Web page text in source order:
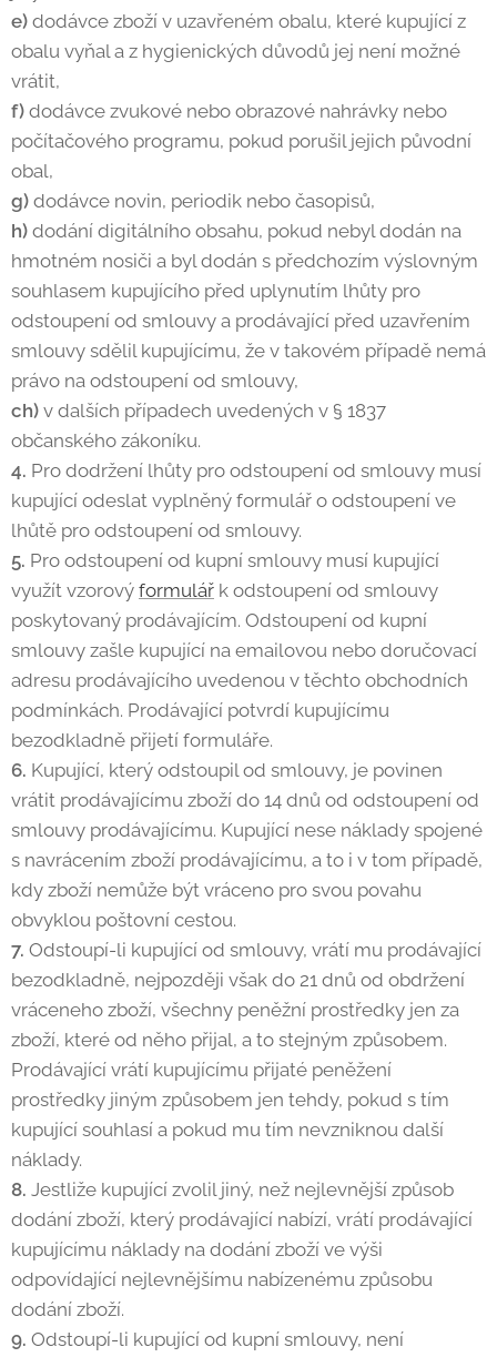
e) dodávce zboží v uzavřeném obalu, které kupující z
obalu vyňal a z hygienických důvodů jej není možné
vrátit,
f) dodávce zvukové nebo obrazové nahrávky nebo
počítačového programu, pokud porušil jejich původní
obal,
g) dodávce novin, periodik nebo časopisů,
h) dodání digitálního obsahu, pokud nebyl dodán na
hmotném nosiči a byl dodán s předchozím výslovným
souhlasem kupujícího před uplynutím lhůty pro
odstoupení od smlouvy a prodávající před uzavřením
smlouvy sdělil kupujícímu, že v takovém případě nemá
právo na odstoupení od smlouvy,
ch) v dalších případech uvedených v § 1837
občanského zákoníku.
4. Pro dodržení lhůty pro odstoupení od smlouvy musí
kupující odeslat vyplněný formulář o odstoupení ve
lhůtě pro odstoupení od smlouvy.
5. Pro odstoupení od kupní smlouvy musí kupující
využít vzorový formulář k odstoupení od smlouvy
poskytovaný prodávajícím. Odstoupení od kupní
smlouvy zašle kupující na emailovou nebo doručovací
adresu prodávajícího uvedenou v těchto obchodních
podmínkách. Prodávající potvrdí kupujícímu
bezodkladně přijetí formuláře.
6. Kupující, který odstoupil od smlouvy, je povinen
vrátit prodávajícímu zboží do 14 dnů od odstoupení od
smlouvy prodávajícímu. Kupující nese náklady spojené
s navrácením zboží prodávajícímu, a to i v tom případě,
kdy zboží nemůže být vráceno pro svou povahu
obvyklou poštovní cestou.
7. Odstoupí-li kupující od smlouvy, vrátí mu prodávající
bezodkladně, nejpozději však do 21 dnů od obdržení
vráceneho zboží, všechny peněžní prostředky jen za
zboží, které od něho přijal, a to stejným způsobem.
Prodávající vrátí kupujícímu přijaté peněžení
prostředky jiným způsobem jen tehdy, pokud s tím
kupující souhlasí a pokud mu tím nevzniknou další
náklady.
8. Jestliže kupující zvolil jiný, než nejlevnější způsob
dodání zboží, který prodávající nabízí, vrátí prodávající
kupujícímu náklady na dodání zboží ve výši
odpovídající nejlevnějšímu nabízenému způsobu
dodání zboží.
9. Odstoupí-li kupující od kupní smlouvy, není